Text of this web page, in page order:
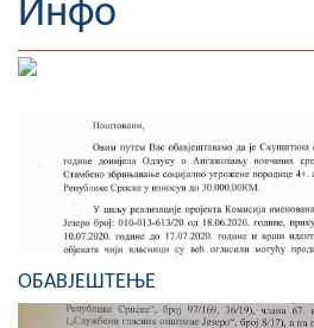
Географија
Занимљивости
Фотогалерија
О Начелнику
Инфо
ОБАВЈЕШТЕЊЕ